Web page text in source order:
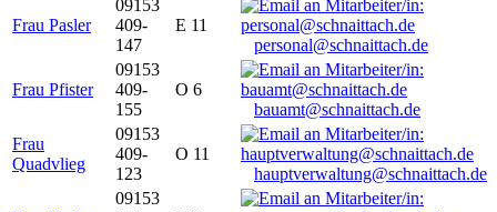
Frau Pasler
09153
409-
147
E 11
personal@schnaittach.de
Frau Pfister
09153
409-
155
O 6
bauamt@schnaittach.de
Frau
Quadvlieg
09153
409-
123
O 11
hauptverwaltung@schnaittach.de
09153